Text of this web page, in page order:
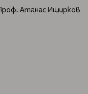
Атанас Иширков